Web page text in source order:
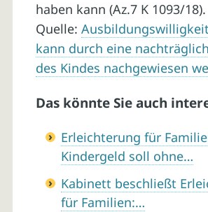
haben kann (Az.7 K 1093/18).
Quelle:
kann durch eine
des Kindes nachgewiesen
Das könnte Sie auch
Erleichterung für
Kindergeld soll ohne…
Kabinett beschließt
für Familien:…